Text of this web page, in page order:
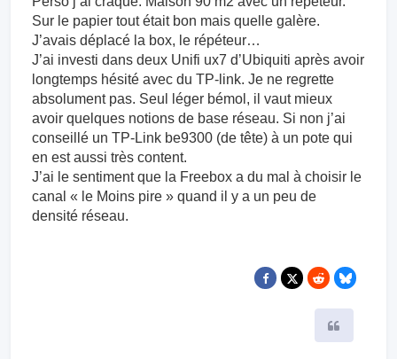
Sur le papier tout était bon mais quelle galère.
J’avais déplacé la box, le répéteur…
J’ai investi dans deux Unifi ux7 d’Ubiquiti après avoir
longtemps hésité avec du TP-link. Je ne regrette
absolument pas. Seul léger bémol, il vaut mieux
avoir quelques notions de base réseau. Si non j’ai
conseillé un TP-Link be9300 (de tête) à un pote qui
en est aussi très content.
J’ai le sentiment que la Freebox a du mal à choisir le
canal « le Moins pire » quand il y a un peu de
densité réseau.